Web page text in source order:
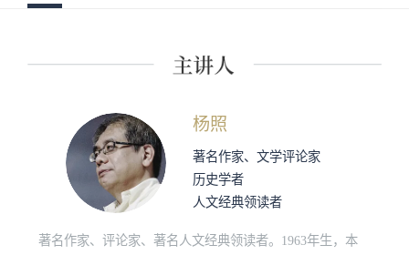
杨照
著名作家、文学评论家
历史学者
人文经典领读者
著名作家、评论家、著名人文经典领读者。1963年生，本